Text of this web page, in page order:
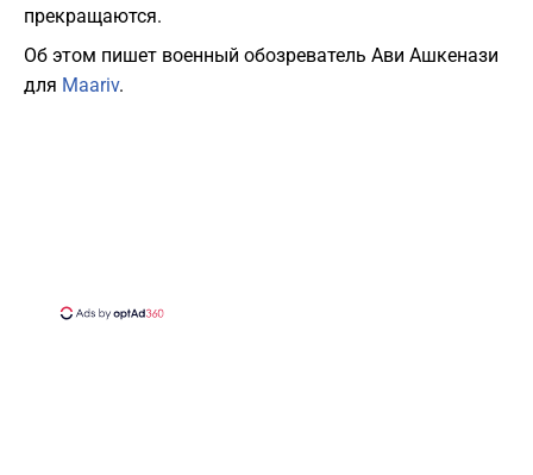
прекращаются.
Об этом пишет военный обозреватель Ави Ашкенази
для Maariv.